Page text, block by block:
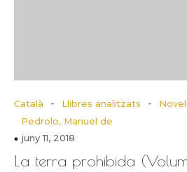
Català - Llibres analitzats -
Pedrolo, Manuel de
juny 11, 2018
La terra prohibida